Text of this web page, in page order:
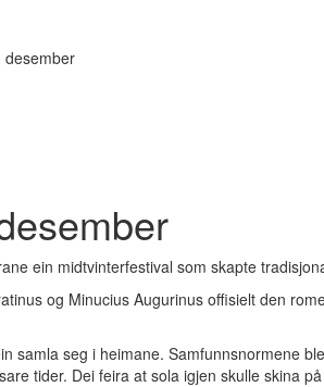
desember
ein midtvinterfestival som skapte
og Minucius Augurinus offisielt den
samla seg i heimane. Samfunnsnormene
tider. Dei feira at sola igjen skulle skina